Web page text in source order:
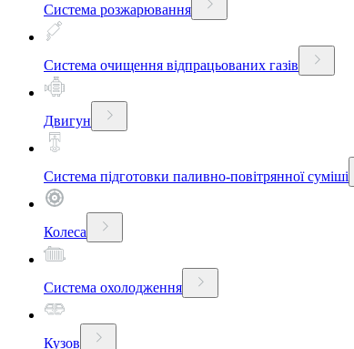
Система розжарювання
Система очищення відпрацьованих газів
Двигун
Система підготовки паливно-повітрянної суміші
Колеса
Система охолодження
Кузов